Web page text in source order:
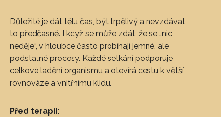
Důležité je dát tělu čas, být trpělivý a nevzdávat
to předčasně. I když se může zdát, že se „nic
neděje“, v hloubce často probíhají jemné, ale
podstatné procesy. Každé setkání podporuje
celkové ladění organismu a otevírá cestu k větší
rovnováze a vnitřnímu klidu.
Před terapií: